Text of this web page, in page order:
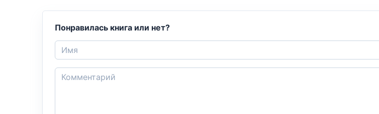
Понравилась книга или нет?